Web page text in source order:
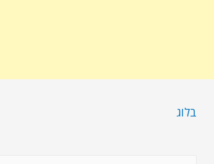
בלוג